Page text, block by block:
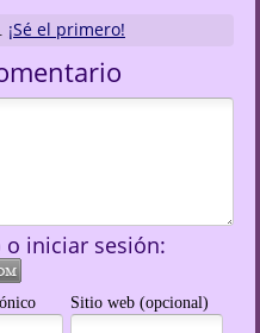
¡Sé el primero!
iniciar sesión:
Sitio web (opcional)